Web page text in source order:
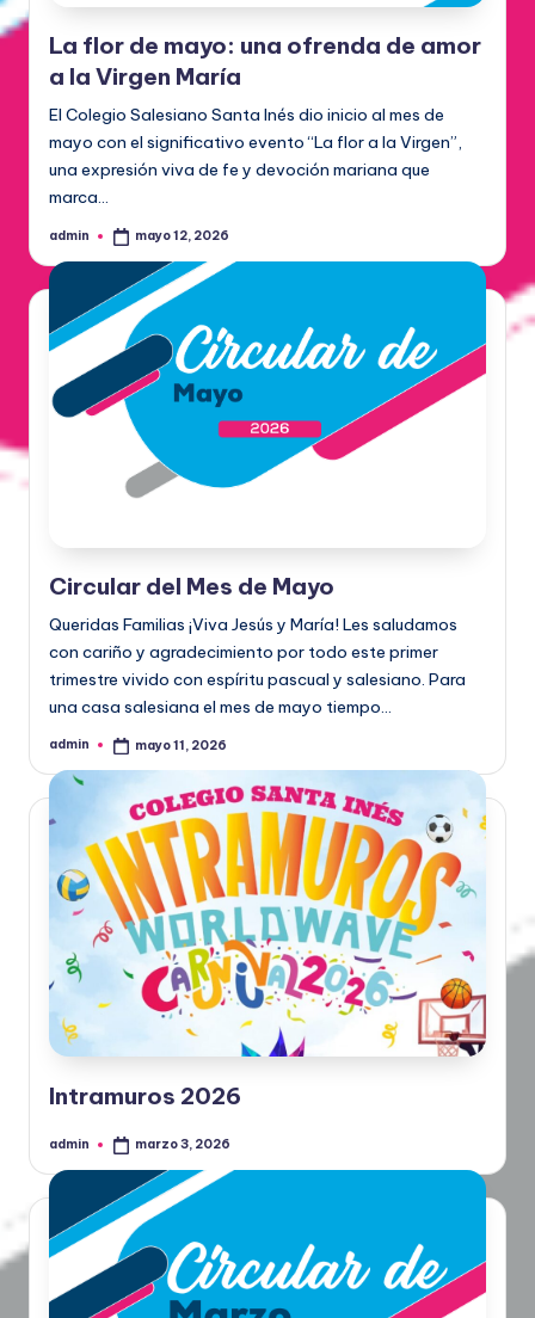
La flor de mayo: una ofrenda de amor
a la Virgen María
El Colegio Salesiano Santa Inés dio inicio al mes de
mayo con el significativo evento “La flor a la Virgen”,
una expresión viva de fe y devoción mariana que
marca…
admin mayo 12, 2026
Circular del Mes de Mayo
Queridas Familias ¡Viva Jesús y María! Les saludamos
con cariño y agradecimiento por todo este primer
trimestre vivido con espíritu pascual y salesiano. Para
una casa salesiana el mes de mayo tiempo…
admin mayo 11, 2026
Intramuros 2026
admin marzo 3, 2026